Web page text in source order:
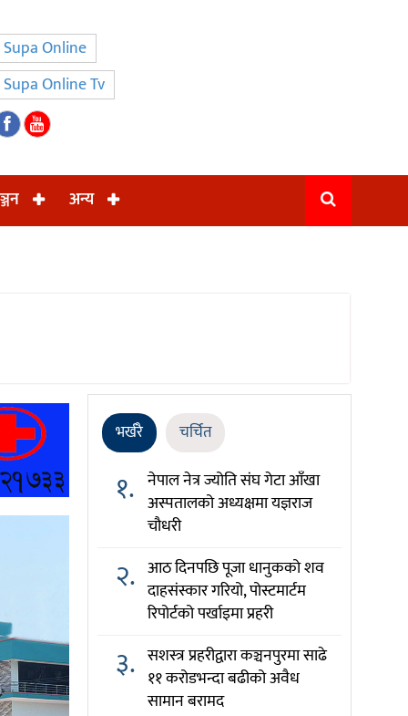
Supa Online
Supa Online Tv
अन्य
भर्खरै चर्चित
१. नेपाल नेत्र ज्योति संघ गेटा आँखा
अस्पतालको अध्यक्षमा यज्ञराज
चौधरी
२. आठ दिनपछि पूजा धानुकको शव
दाहसंस्कार गरियो, पोस्टमार्टम
रिपोर्टको पर्खाइमा प्रहरी
३. सशस्त्र प्रहरीद्वारा कञ्चनपुरमा साढे
११ करोडभन्दा बढीको अवैध
सामान बरामद